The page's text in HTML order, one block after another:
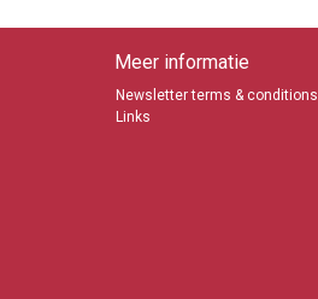
Meer informatie
Newsletter terms & conditions
Links